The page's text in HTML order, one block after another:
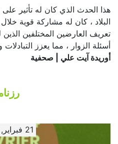
هذا الحدث الذي كان له تأثير
البلاد ، كان له مشاركة قوية
تعريف العارضين المختلفين الذين
أسئلة الزوار ، مما يعزز
أوريدة آيت علي | صحفية
21 فبراير, 2024